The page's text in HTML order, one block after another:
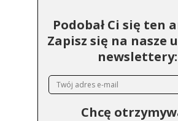
Podobał Ci się ten
Zapisz się na nasze
newslettery:
Chcę